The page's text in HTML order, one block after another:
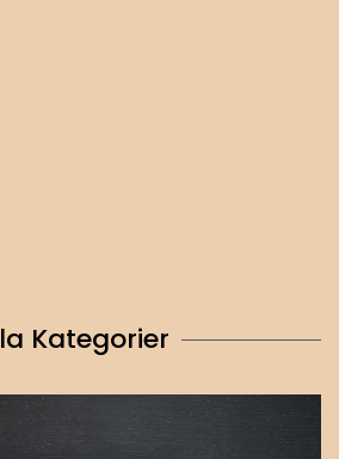
Kategorier